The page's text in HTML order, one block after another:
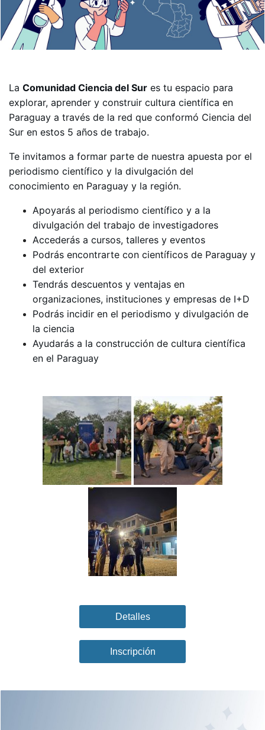
La Comunidad Ciencia del Sur es tu espacio para
explorar, aprender y construir cultura científica en
Paraguay a través de la red que conformó Ciencia del
Sur en estos 5 años de trabajo.
Te invitamos a formar parte de nuestra apuesta por el
periodismo científico y la divulgación del
conocimiento en Paraguay y la región.
Apoyarás al periodismo científico y a la
divulgación del trabajo de investigadores
Accederás a cursos, talleres y eventos
Podrás encontrarte con científicos de Paraguay y
del exterior
Tendrás descuentos y ventajas en
organizaciones, instituciones y empresas de I+D
Podrás incidir en el periodismo y divulgación de
la ciencia
Ayudarás a la construcción de cultura científica
en el Paraguay
Detalles
Inscripción